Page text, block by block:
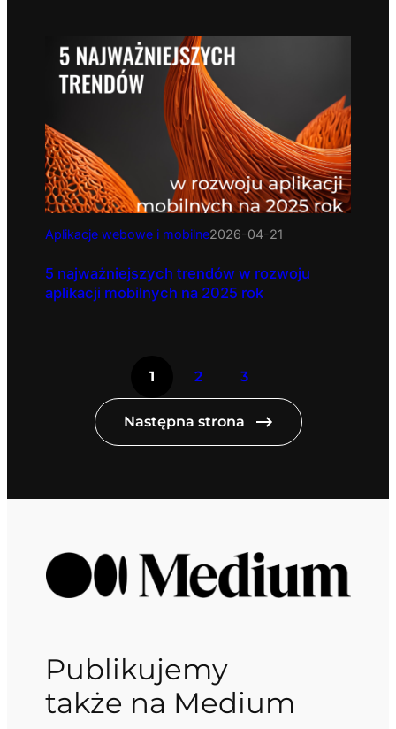
Aplikacje webowe i mobilne2026-04-21
5 najważniejszych trendów w rozwoju
aplikacji mobilnych na 2025 rok
1 2 3
Następna strona
Publikujemy
także na Medium